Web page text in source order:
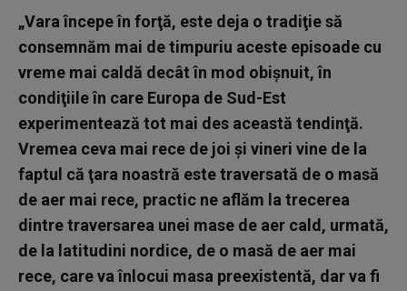
„Vara începe în forţă, este deja o tradiţie să
consemnăm mai de timpuriu aceste episoade cu
vreme mai caldă decât în mod obişnuit, în
condiţiile în care Europa de Sud-Est
experimentează tot mai des această tendinţă.
Vremea ceva mai rece de joi şi vineri vine de la
faptul că ţara noastră este traversată de o masă
de aer mai rece, practic ne aflăm la trecerea
dintre traversarea unei mase de aer cald, urmată,
de la latitudini nordice, de o masă de aer mai
rece, care va înlocui masa preexistentă, dar va fi